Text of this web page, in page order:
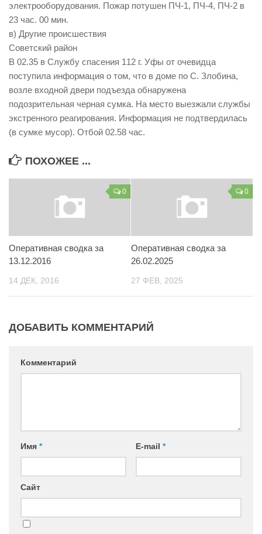
электрооборудования. Пожар потушен ПЧ-1, ПЧ-4, ПЧ-2 в
23 час. 00 мин.
в) Другие происшествия
Советский район
В 02.35 в Службу спасения 112 г. Уфы от очевидца
поступила информация о том, что в доме по С. Злобина,
возле входной двери подъезда обнаружена
подозрительная черная сумка. На место выезжали службы
экстренного реагирования. Информация не подтвердилась
(в сумке мусор). Отбой 02.58 час.
ПОХОЖЕЕ ...
0
Оперативная сводка за
13.12.2016
14 ДЕК, 2016
0
Оперативная сводка за
26.02.2025
27 ФЕВ, 2025
ДОБАВИТЬ КОММЕНТАРИЙ
Комментарий
Имя * E-mail *
Сайт